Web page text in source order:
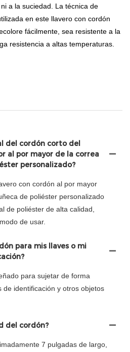
a la suciedad. La técnica de
en este llavero con cordón
fácilmente, sea resistente a la
resistencia a altas temperaturas.
del cordón corto del
al por mayor de la correa
personalizado?
con cordón al por mayor
de poliéster personalizado
de poliéster de alta calidad,
de usar.
para mis llaves o mi
para sujetar de forma
de identificación y otros objetos
del cordón?
7 pulgadas de largo,